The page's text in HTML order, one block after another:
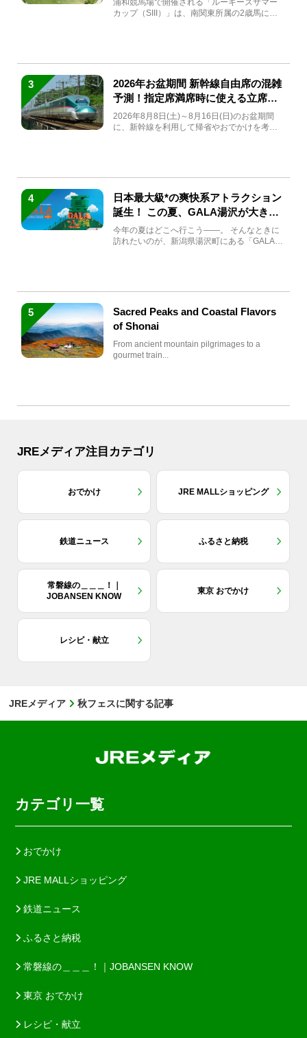
浦和競馬場で開催される「ルーキーズサマー
カップ（SIII）」は、南関東所属の2歳馬によ
3
2026年お盆期間 新幹線自由席の混雑
予測！指定席満席時に使える立席特
急券も解説
2026年8月8日(土)～8月16日(日)のお盆期間
に、新幹線を利用して帰省やおでかけを考え
4
日本最大級*の爽快系アトラクション
誕生！ この夏、GALA湯沢が大きく
生まれ変わる
今年の夏はどこへ行こう――。 そんなときに
訪れたいのが、新潟県湯沢町にある「GALA湯
5
Sacred Peaks and Coastal Flavors
of Shonai
From ancient mountain pilgrimages to a
gourmet train...
JREメディア注目カテゴリ
おでかけ JRE MALLショッピング
鉄道ニュース ふるさと納税
常磐線の＿＿＿！｜
JOBANSEN KNOW
東京 おでかけ
レシピ・献立
JREメディア 秋フェスに関する記事
カテゴリ一覧
おでかけ
JRE MALLショッピング
鉄道ニュース
ふるさと納税
常磐線の＿＿＿！｜JOBANSEN KNOW
東京 おでかけ
レシピ・献立